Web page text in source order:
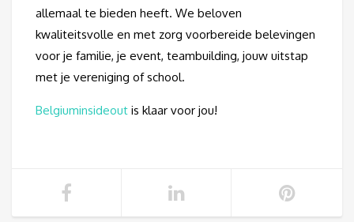
allemaal te bieden heeft. We beloven
kwaliteitsvolle en met zorg voorbereide belevingen
voor je familie, je event, teambuilding, jouw uitstap
met je vereniging of school.
Belgiuminsideout is klaar voor jou!